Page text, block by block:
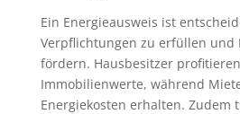
Ein Energieausweis ist
Verpflichtungen zu erfüllen und
fördern. Hausbesitzer
Immobilienwerte, während
Energiekosten erhalten. Zudem